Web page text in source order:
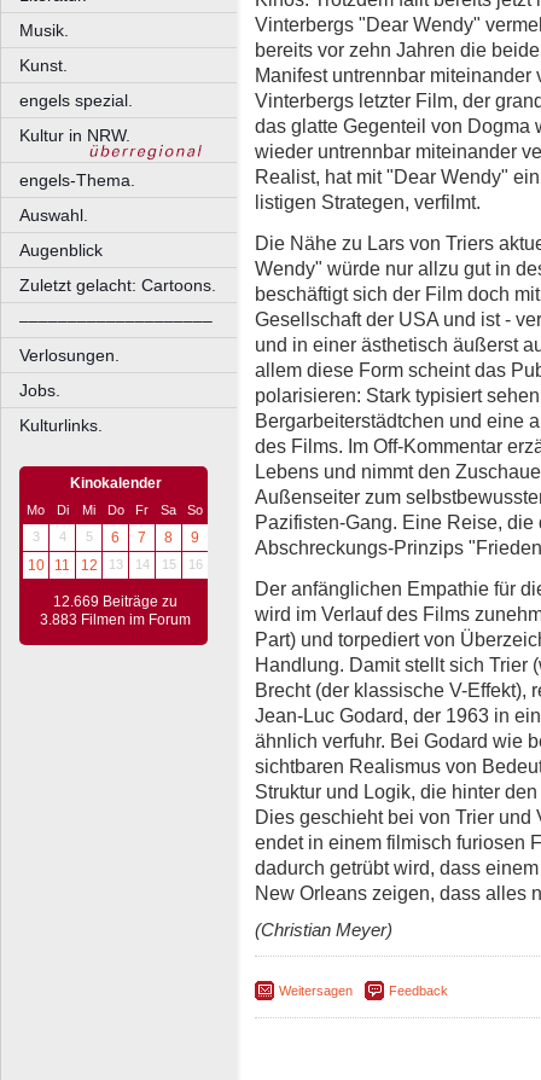
Musik.
Kunst.
engels spezial.
Kultur in NRW.
engels-Thema.
Auswahl.
Augenblick
Zuletzt gelacht: Cartoons.
––––––––––––––––––––
Verlosungen.
Jobs.
Kulturlinks.
Kinokalender
Mo Di Mi Do Fr Sa
So
3
4 5 6 7 8
9
10
11 12 13 14 15 16
12.669 Beiträge zu
3.883 Filmen im Forum
Vinterbergs "Dear Wendy"
bereits vor zehn Jahren die
Manifest untrennbar
Vinterbergs letzter Film, der
das glatte Gegenteil von Dogma
wieder untrennbar miteinander
Realist, hat mit "Dear Wendy"
listigen Strategen, verfilmt.
Die Nähe zu Lars von Triers
Wendy" würde nur allzu gut in
beschäftigt sich der Film doch
Gesellschaft der USA und ist -
und in einer ästhetisch äußerst
allem diese Form scheint das
polarisieren: Stark typisiert
Bergarbeiterstädtchen und eine
des Films. Im Off-Kommentar
Lebens und nimmt den
Außenseiter zum
Pazifisten-Gang. Eine Reise,
Abschreckungs-Prinzips
Der anfänglichen Empathie für
wird im Verlauf des Films
Part) und torpediert von
Handlung. Damit stellt sich Trier
Brecht (der klassische V-Effekt),
Jean-Luc Godard, der 1963 in
ähnlich verfuhr. Bei Godard wie
sichtbaren Realismus von
Struktur und Logik, die hinter
Dies geschieht bei von Trier
endet in einem filmisch furiosen
dadurch getrübt wird, dass
New Orleans zeigen, dass alles
(Christian Meyer)
Weitersagen Feedback